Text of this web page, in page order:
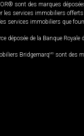
sont des marques
les services immobiliers
services immobiliers que
déposée de la Banque
BridgemarqMD sont des